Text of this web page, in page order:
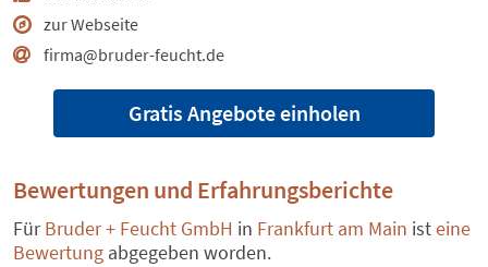
zur Webseite
firma@bruder-feucht.de
Gratis Angebote einholen
Bewertungen und Erfahrungsberichte
FürBruder + Feucht GmbH in Frankfurt am Main isteine
Bewertung abgegeben worden.